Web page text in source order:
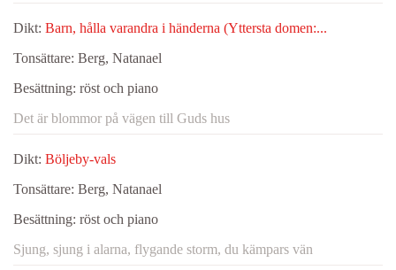
Dikt: Barn, hålla varandra i händerna (Yttersta domen:...
Tonsättare: Berg, Natanael
Besättning: röst och piano
Det är blommor på vägen till Guds hus
Dikt: Böljeby-vals
Tonsättare: Berg, Natanael
Besättning: röst och piano
Sjung, sjung i alarna, flygande storm, du kämpars vän